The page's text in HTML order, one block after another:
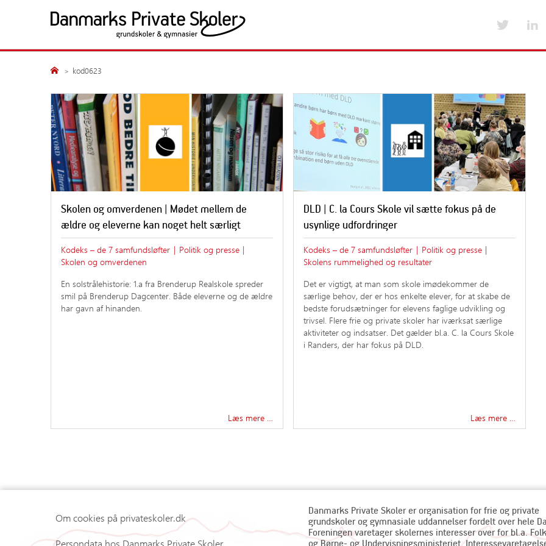
Politik og presse
Presseansvarlige
Nyheder
Årsberetninger
Undersøgelser
Publikationer
Høringssvar
Fakta
Samfundsansvar
Alle medlemsskoler
Grundskoler
Gymnasiale uddannelser
Emner i værktøjskassen fra A-Å
Nyt for medlemsskoler
Tilskud til uddannelse og kursus
Særlige medlemsaftaler
Kurser og
Foreningens
Søg
kod0623
Skolen og omverdenen | Mødet mellem de
ældre og eleverne kan noget helt særligt
Kodeks – de 7 samfundsløfter | Politik og presse |
Skolen og omverdenen
En solstrålehistorie: 1.a fra Brenderup Realskole spreder
smil på Brenderup Dagcenter. Både eleverne og de ældre
har gavn af hinanden.
Læs mere …
DLD | C. la Cours Skole vil sætte fokus på de
usynlige udfordringer
Kodeks – de 7 samfundsløfter | Politik og presse |
Skolens rummelighed og resultater
Det er vigtigt, at man som skole imødekommer de
særlige behov, der er hos enkelte elever, for at skabe de
bedste forudsætninger for elevens faglige udvikling og
trivsel. Flere frie og private skoler har iværksat særlige
aktiviteter og indsatser. Det gælder bl.a. C. la Cours Skole
i Randers, der har fokus på DLD.
Læs mere …
Om cookies på privateskoler.dk
Persondata hos Danmarks Private Skoler
Danmarks Private Skoler er organisation for frie og private
grundskoler og gymnasiale uddannelser fordelt over hele
Foreningen varetager skolernes interesser over for bl.a.
og Børne- og Undervisningsministeriet.